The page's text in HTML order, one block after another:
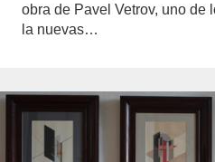
obra de Pavel Vetrov, uno de
la nuevas…